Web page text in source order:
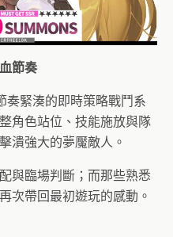
節奏
奏緊湊的即時策略戰鬥系
角色站位、技能施放與隊
潰強大的夢魘敵人。
與臨場判斷；而那些熟悉
次帶回最初遊玩的感動。